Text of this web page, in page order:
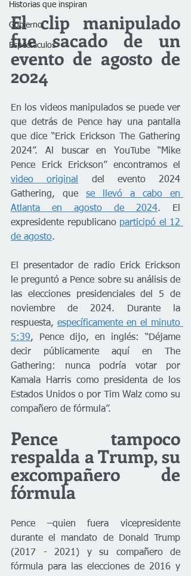
Historias que inspiran
Gobierno
Espectáculos
El clip manipulado
fue sacado de un
evento de agosto de
2024
En los videos manipulados se puede ver
que detrás de Pence hay una pantalla
que dice “Erick Erickson The Gathering
2024”. Al buscar en YouTube “Mike
video original
del evento 2024
Gathering, que se llevó a cabo en
Atlanta en agosto de 2024. El
expresidente republicano participó el 12
de agosto.
El presentador de radio Erick Erickson
le preguntó a Pence sobre su análisis de
las elecciones presidenciales del 5 de
noviembre de 2024. Durante la
respuesta, específicamente en el minuto
5:39, Pence dijo, en inglés: “Déjame
decir públicamente aquí en The
Gathering: nunca podría votar por
Kamala Harris como presidenta de los
Estados Unidos o por Tim Walz como su
compañero de fórmula”.
Pence tampoco
respalda a Trump, su
excompañero de
fórmula
Pence –quien fuera vicepresidente
durante el mandato de Donald Trump
(2017 - 2021) y su compañero de
fórmula para las elecciones de 2016 y